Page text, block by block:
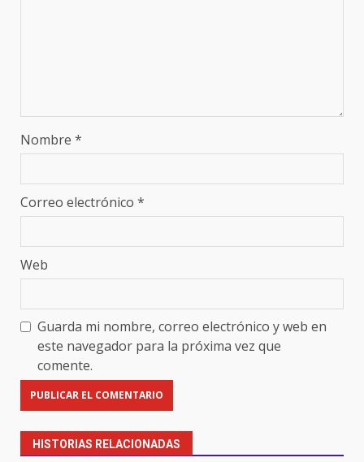
Nombre *
Correo electrónico *
Web
Guarda mi nombre, correo electrónico y web en
este navegador para la próxima vez que
comente.
HISTORIAS RELACIONADAS